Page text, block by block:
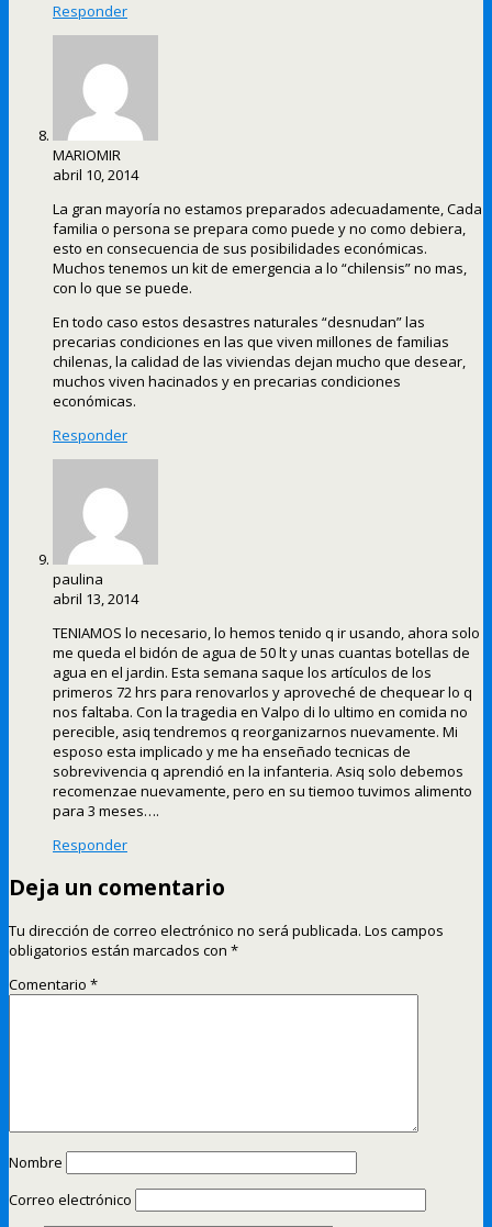
Responder
MARIOMIR
abril 10, 2014
La gran mayoría no estamos preparados adecuadamente, Cada
familia o persona se prepara como puede y no como debiera,
esto en consecuencia de sus posibilidades económicas.
Muchos tenemos un kit de emergencia a lo “chilensis” no mas,
con lo que se puede.
En todo caso estos desastres naturales “desnudan” las
precarias condiciones en las que viven millones de familias
chilenas, la calidad de las viviendas dejan mucho que desear,
muchos viven hacinados y en precarias condiciones
económicas.
Responder
paulina
abril 13, 2014
TENIAMOS lo necesario, lo hemos tenido q ir usando, ahora solo
me queda el bidón de agua de 50 lt y unas cuantas botellas de
agua en el jardin. Esta semana saque los artículos de los
primeros 72 hrs para renovarlos y aproveché de chequear lo q
nos faltaba. Con la tragedia en Valpo di lo ultimo en comida no
perecible, asiq tendremos q reorganizarnos nuevamente. Mi
esposo esta implicado y me ha enseñado tecnicas de
sobrevivencia q aprendió en la infanteria. Asiq solo debemos
recomenzae nuevamente, pero en su tiemoo tuvimos alimento
para 3 meses….
Responder
Deja un comentario
Tu dirección de correo electrónico no será publicada. Los campos
obligatorios están marcados con *
Comentario *
Nombre
Correo electrónico